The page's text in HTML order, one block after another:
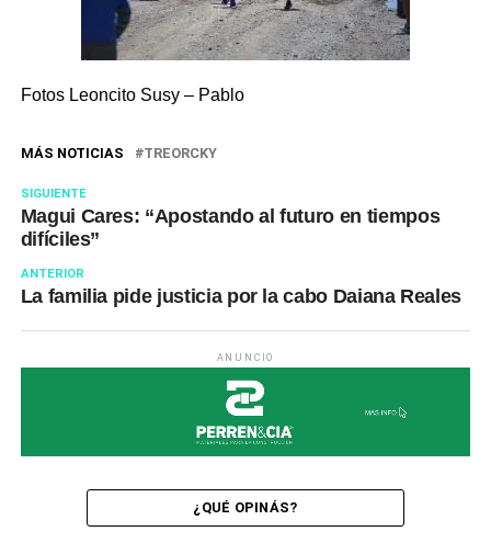
Fotos Leoncito Susy – Pablo
MÁS NOTICIAS TREORCKY
SIGUIENTE
Magui Cares: “Apostando al futuro en tiempos
difíciles”
ANTERIOR
La familia pide justicia por la cabo Daiana Reales
ANUNCIO
¿QUÉ OPINÁS?